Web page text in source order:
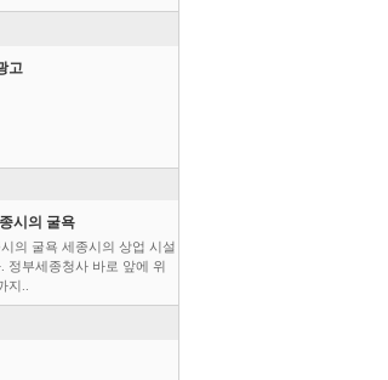
고
시의 굴욕
의 굴욕 세종시의 상업 시설
정부세종청사 바로 앞에 위
..